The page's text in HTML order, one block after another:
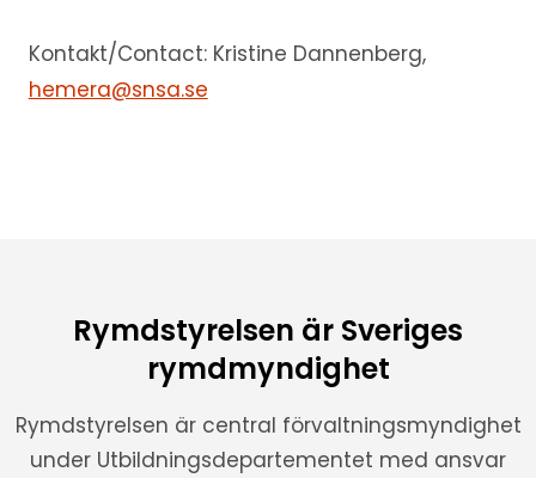
Kontakt/Contact: Kristine Dannenberg,
hemera@snsa.se
Rymdstyrelsen är Sveriges
rymdmyndighet
Rymdstyrelsen är central förvaltningsmyndighet
under Utbildningsdepartementet med ansvar